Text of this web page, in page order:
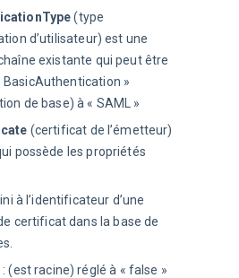
(type
d’utilisateur) est une
existante qui peut être
BasicAuthentication »
de base) à « SAML »
(certificat de l’émetteur)
possède les propriétés
à l’identificateur d’une
certificat dans la base de
: (est racine) réglé à « false »